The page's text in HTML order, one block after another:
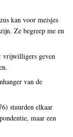
kan voor meisjes
Ze begreep me en
vrijwilligers geven
van de
stuurden elkaar
maar een